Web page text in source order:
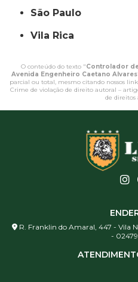
São Paulo
Vila Rica
O conteúdo do texto "Controlador
Avenida Engenheiro Caetano Alvares
parcial ou total, mesmo citando nossos
Crime de violação de direito autoral –
de direitos
R. Franklin do Amaral, 447 - Vila
-